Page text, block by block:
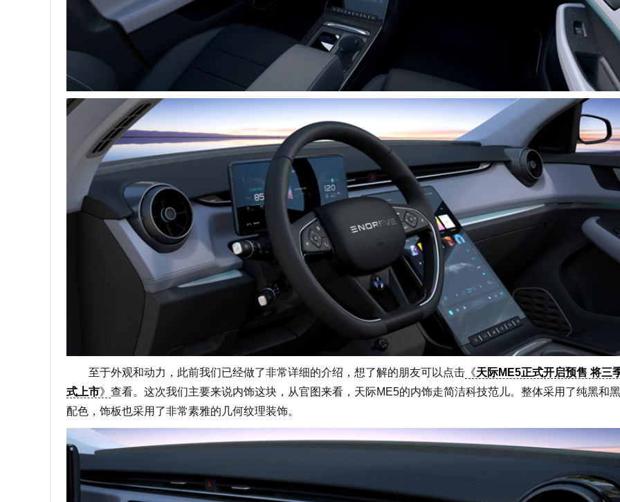
至于外观和动力，此前我们已经做了非常详细的介绍，想了解的朋友可以点击 《天际ME5正式开启预售 将三
式上市》 查看。这次我们主要来说内饰这块，从官图来看，天际ME5的内饰走简洁科技范儿。整体采用了纯黑和
配色，饰板也采用了非常素雅的几何纹理装饰。